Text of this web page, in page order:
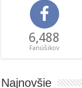
6,488
Fanúšikov
Najnovšie